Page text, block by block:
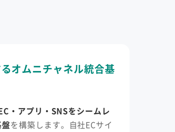
オムニチャネル統合基
・アプリ・SNSをシームレ
を構築します。自社ECサイ